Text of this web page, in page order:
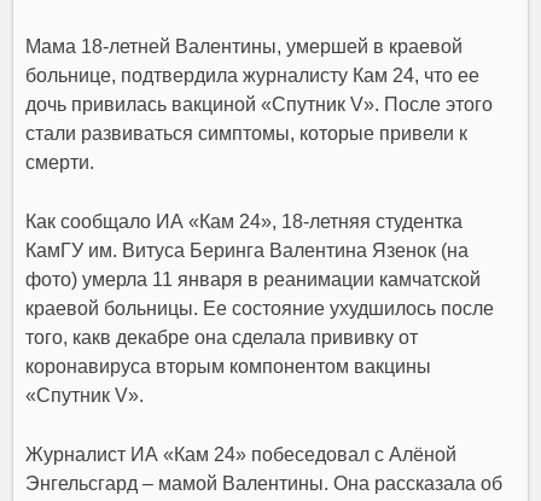
Мама 18-летней Валентины, умершей в краевой
больнице, подтвердила журналисту Кам 24, что ее
дочь привилась вакциной «Спутник V». После этого
стали развиваться симптомы, которые привели к
смерти.
Как сообщало ИА «Кам 24», 18-летняя студентка
КамГУ им. Витуса Беринга Валентина Язенок (на
фото) умерла 11 января в реанимации камчатской
краевой больницы. Ее состояние ухудшилось после
того, какв декабре она сделала прививку от
коронавируса вторым компонентом вакцины
«Спутник V».
Журналист ИА «Кам 24» побеседовал с Алёной
Энгельсгард – мамой Валентины. Она рассказала об